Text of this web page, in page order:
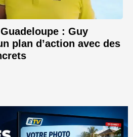
: Guy
plan d’action avec des